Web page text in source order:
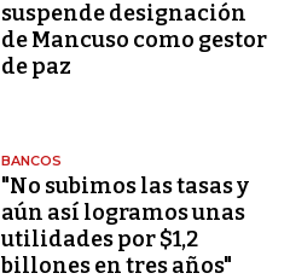
suspende designación
de Mancuso como gestor
de paz
BANCOS
"No subimos las tasas y
aún así logramos unas
utilidades por $1,2
billones en tres años"